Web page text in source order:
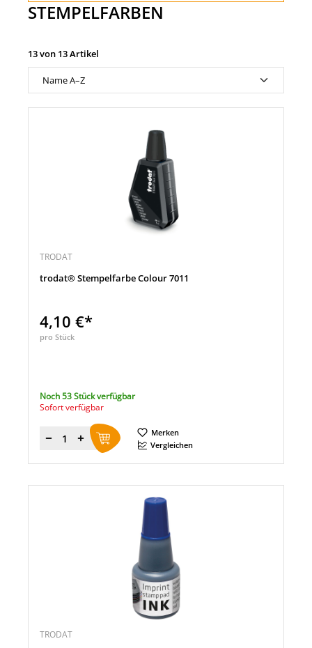
STEMPELFARBEN
13 von 13 Artikel
TRODAT
trodat® Stempelfarbe Colour 7011
4,10 €*
pro Stück
Noch 53 Stück verfügbar
Sofort verfügbar
Menge
Merken
Vergleichen
TRODAT